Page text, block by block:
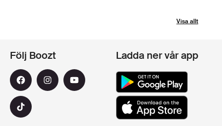
Visa allt
Följ Boozt Ladda ner vår app